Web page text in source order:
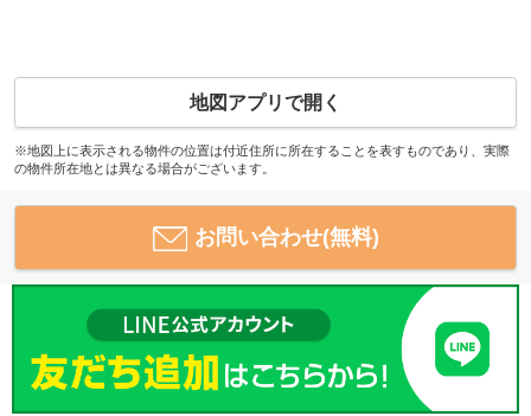
地図アプリで開く
※地図上に表示される物件の位置は付近住所に所在することを表すものであり、実際
の物件所在地とは異なる場合がございます。
お問い合わせ(無料)